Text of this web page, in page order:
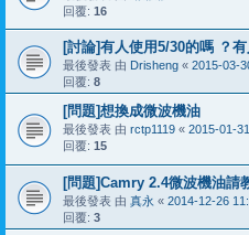
回覆: 16
[討論]有人使用5/30的嗎 ？
最後發表 由 Drisheng « 2015-03-
回覆: 8
[問題]想換成微波機油
最後發表 由 rctp1119 « 2015-01-
回覆: 15
[問題]Camry 2.4微波機油請
最後發表 由 真永 « 2014-12-26
回覆: 3